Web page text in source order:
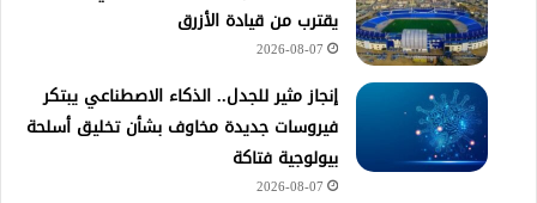
يقترب من قيادة الأزرق
2026-08-07
إنجاز مثير للجدل.. الذكاء الاصطناعي يبتكر
فيروسات جديدة مخاوف بشأن تخليق أسلحة
بيولوجية فتاكة
2026-08-07